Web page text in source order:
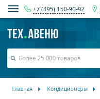
+7 (495) 150-90-92
Главная Кондиционеры